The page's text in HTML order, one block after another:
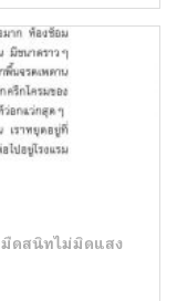
งมืดสนิทไม่มิดแสง